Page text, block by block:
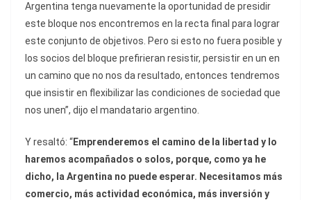
Argentina tenga nuevamente la oportunidad de presidir
este bloque nos encontremos en la recta final para lograr
este conjunto de objetivos. Pero si esto no fuera posible y
los socios del bloque prefirieran resistir, persistir en un en
un camino que no nos da resultado, entonces tendremos
que insistir en flexibilizar las condiciones de sociedad que
nos unen”, dijo el mandatario argentino.
Y resaltó: “Emprenderemos el camino de la libertad y lo
haremos acompañados o solos, porque, como ya he
dicho, la Argentina no puede esperar. Necesitamos más
comercio, más actividad económica, más inversión y